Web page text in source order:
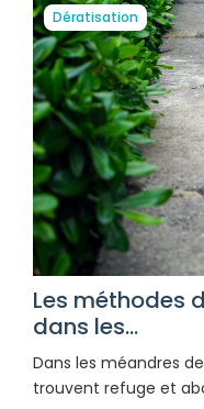
Dératisation
Les méthodes
dans les...
Dans les méandres
trouvent refuge et